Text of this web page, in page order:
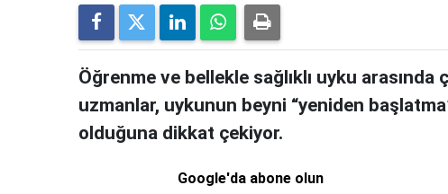
Öğrenme ve bellekle sağlıklı uyku
uzmanlar, uykunun beyni “yeniden
olduğuna dikkat çekiyor.
Google'da abone olun